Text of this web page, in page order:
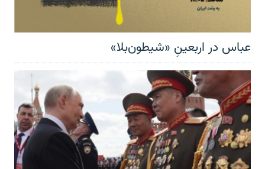
عباس در اربعینِ «شیطون‌بلا»